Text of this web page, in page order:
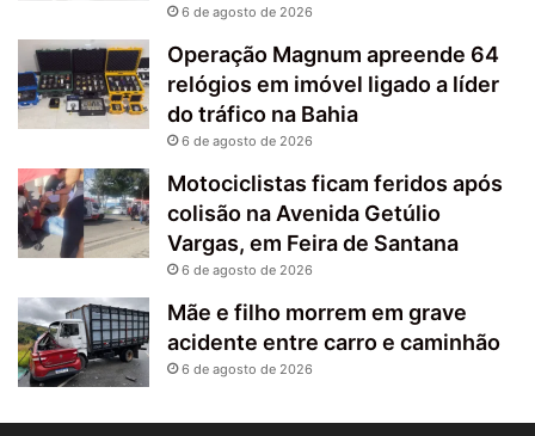
6 de agosto de 2026
Operação Magnum apreende 64
relógios em imóvel ligado a líder
do tráfico na Bahia
6 de agosto de 2026
Motociclistas ficam feridos após
colisão na Avenida Getúlio
Vargas, em Feira de Santana
6 de agosto de 2026
Mãe e filho morrem em grave
acidente entre carro e caminhão
6 de agosto de 2026